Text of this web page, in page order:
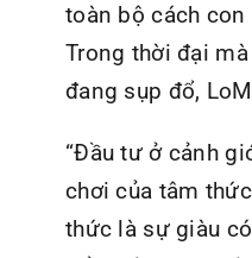
toàn bộ cách
Trong thời đại
đang sụp đổ,
“Đầu tư ở cảnh
chơi của tâm
thức là sự giàu